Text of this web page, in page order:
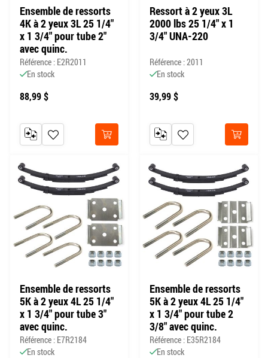
Ensemble de ressorts
4K à 2 yeux 3L 25 1/4"
x 1 3/4" pour tube 2"
avec quinc.
Référence : E2R2011
En stock
88,99 $
Acheter
AJOUTER À MA LISTE DE SOUHAITS
AJOUTER AU COMPARATEUR
Ressort à 2 yeux 3L
2000 lbs 25 1/4" x 1
3/4" UNA-220
Référence : 2011
En stock
39,99 $
Acheter
AJOUTER À MA LISTE DE
AJOUTER AU COMPARATEUR
Ensemble de ressorts
5K à 2 yeux 4L 25 1/4"
x 1 3/4" pour tube 3"
avec quinc.
Référence : E7R2184
En stock
Ensemble de ressorts
5K à 2 yeux 4L 25 1/4"
x 1 3/4" pour tube 2
3/8" avec quinc.
Référence : E35R2184
En stock